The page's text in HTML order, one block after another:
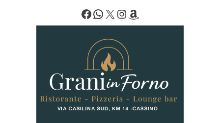
articoli
Facebook
WhatsApp
X Instagram
Amazon